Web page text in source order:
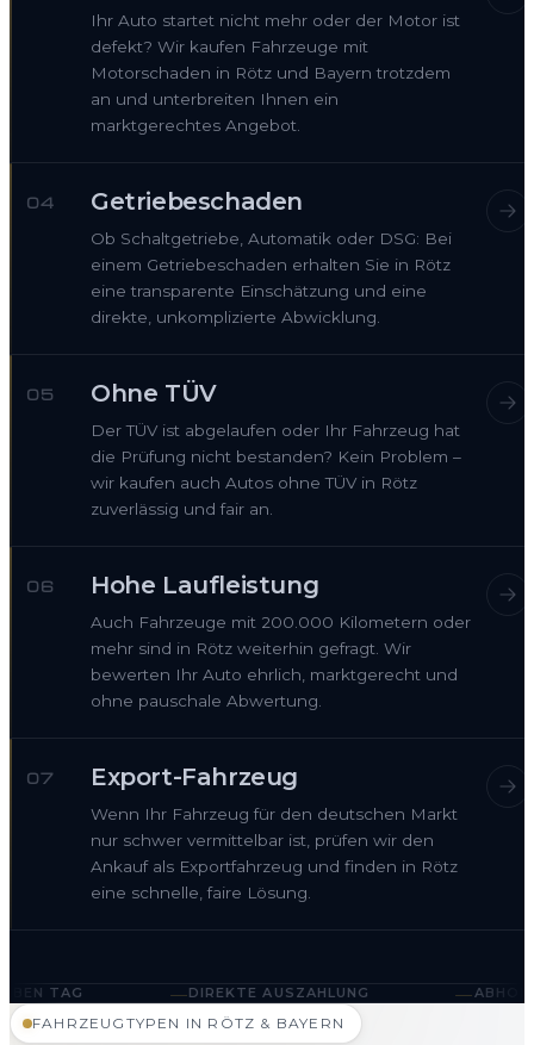
Ihr Auto startet nicht mehr oder der Motor ist
defekt? Wir kaufen Fahrzeuge mit
Motorschaden in Rötz und Bayern trotzdem
an und unterbreiten Ihnen ein
marktgerechtes Angebot.
04 Getriebeschaden
Ob Schaltgetriebe, Automatik oder DSG: Bei
einem Getriebeschaden erhalten Sie in Rötz
eine transparente Einschätzung und eine
direkte, unkomplizierte Abwicklung.
05 Ohne TÜV
Der TÜV ist abgelaufen oder Ihr Fahrzeug hat
die Prüfung nicht bestanden? Kein Problem –
wir kaufen auch Autos ohne TÜV in Rötz
zuverlässig und fair an.
06 Hohe Laufleistung
Auch Fahrzeuge mit 200.000 Kilometern oder
mehr sind in Rötz weiterhin gefragt. Wir
bewerten Ihr Auto ehrlich, marktgerecht und
ohne pauschale Abwertung.
07 Export-Fahrzeug
Wenn Ihr Fahrzeug für den deutschen Markt
nur schwer vermittelbar ist, prüfen wir den
Ankauf als Exportfahrzeug und finden in Rötz
eine schnelle, faire Lösung.
—DIREKTE AUSZAHLUNG —ABHOLUNG IN RÖTZ
FAHRZEUGTYPEN IN RÖTZ & BAYERN